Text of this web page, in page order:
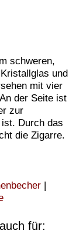
schweren,
und
mit vier
der Seite ist
zur
Durch das
die Zigarre.
|
für: